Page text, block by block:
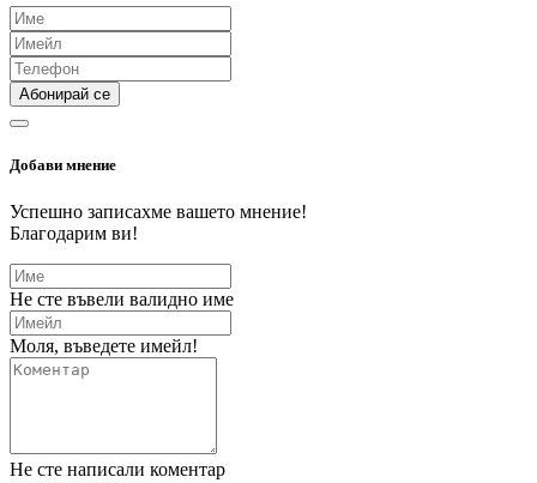
Абонирай се
Добави мнение
Успешно записахме вашето мнение!
Благодарим ви!
Не сте въвели валидно име
Моля, въведете имейл!
Не сте написали коментар